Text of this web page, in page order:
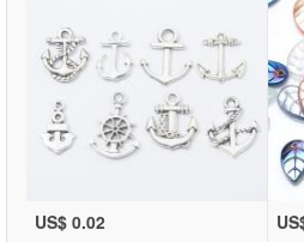
US$ 0.02